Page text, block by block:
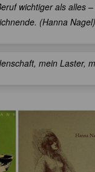
wichtiger als alles
(Hanna Nagel)
mein Laster,